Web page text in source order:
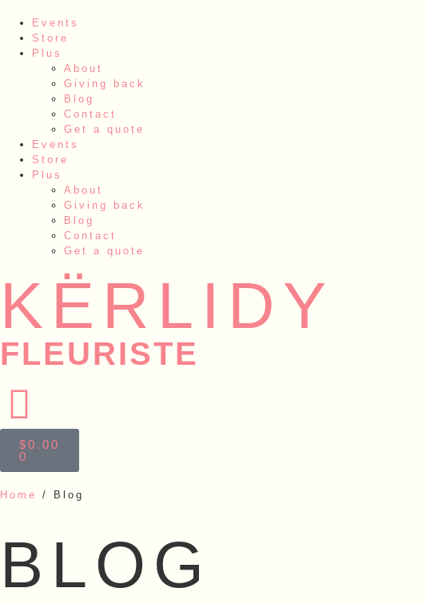
Events
Store
Plus
About
Giving back
Blog
Contact
Get a quote
Events
Store
Plus
About
Giving back
Blog
Contact
Get a quote
KËRLIDY
FLEURISTE
$0.00
0
Home / Blog
BLOG